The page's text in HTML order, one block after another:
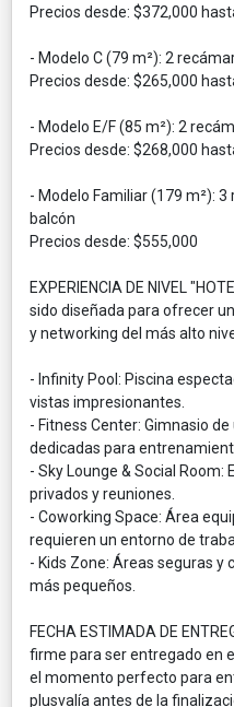
Precios desde: $372,000
- Modelo C (79 m²): 2
Precios desde: $265,000
- Modelo E/F (85 m²): 2
Precios desde: $268,000
- Modelo Familiar (179 m²):
balcón
Precios desde: $555,000
EXPERIENCIA DE NIVEL
sido diseñada para ofrecer
y networking del más alto
- Infinity Pool: Piscina
vistas impresionantes.
- Fitness Center: Gimnasio
dedicadas para
- Sky Lounge & Social
privados y reuniones.
- Coworking Space: Área
requieren un entorno de
- Kids Zone: Áreas seguras y
más pequeños.
FECHA ESTIMADA DE
firme para ser entregado en
el momento perfecto para
plusvalía antes de la